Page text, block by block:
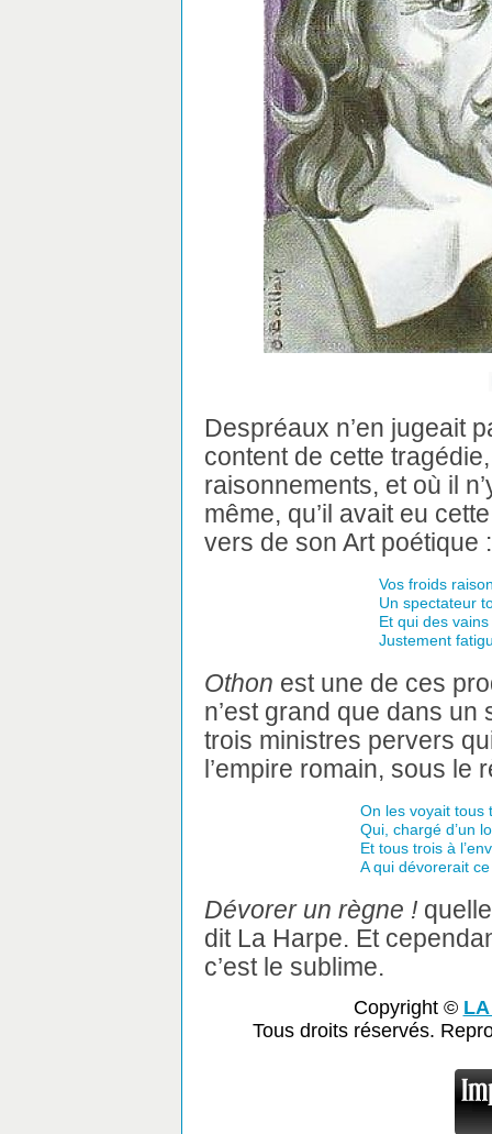
Despréaux n’en jugeait
content de cette
raisonnements, et où il
même, qu’il avait eu
vers de son Art poétique :
Vos froids
Un spectateur
Et qui des
Justement
Othon est une de ces
n’est grand que dans
trois ministres pervers
l’empire romain, sous le
On les voyait tous
Qui, chargé d’un
Et tous trois à
A qui dévorerait
Dévorer un règne !
dit La Harpe. Et
c’est le sublime.
Copyright ©
Tous droits réservés.